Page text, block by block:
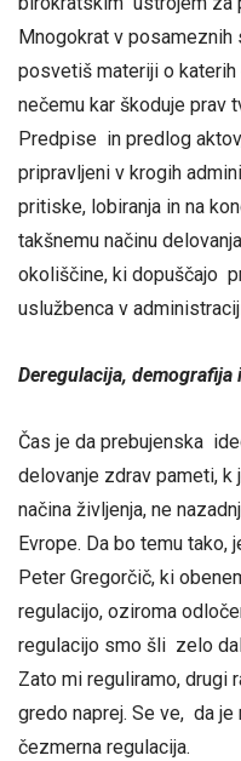
Mnogokrat v posameznih
posvetiš materiji o
nečemu kar škoduje prav
Predpise in predlog
pripravljeni v krogih
pritiske, lobiranja in na
takšnemu načinu
okoliščine, ki dopuščajo
uslužbenca v
Deregulacija,
Čas je da prebujenska
delovanje zdrav pameti, k
načina življenja, ne
Evrope. Da bo temu tako,
Peter Gregorčič, ki
regulacijo, oziroma
regulacijo smo šli zelo
Zato mi reguliramo, drugi
gredo naprej. Se ve, da
čezmerna regulacija.